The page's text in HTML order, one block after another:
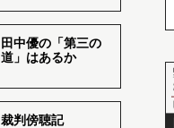
田中優の「第三の
道」はあるか
裁判傍聴記